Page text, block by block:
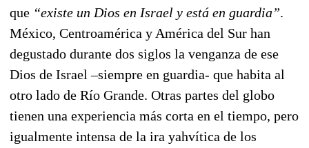
que “existe un Dios en Israel y está en guardia”.
México, Centroamérica y América del Sur han
degustado durante dos siglos la venganza de ese
Dios de Israel –siempre en guardia- que habita al
otro lado de Río Grande. Otras partes del globo
tienen una experiencia más corta en el tiempo, pero
igualmente intensa de la ira yahvítica de los